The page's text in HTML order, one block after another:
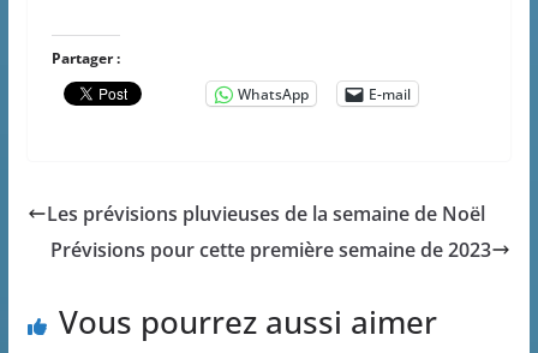
Partager :
WhatsApp
E-mail
Les prévisions pluvieuses de la semaine de Noël
Prévisions pour cette première semaine de 2023
Vous pourrez aussi aimer